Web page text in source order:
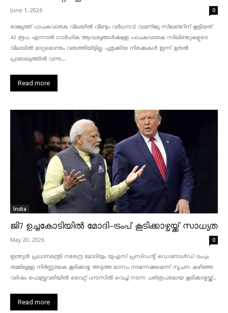
June 1, 2026 0
രാജ്യത്ത് പാചകവാതക വിലയിൽ വീണ്ടും വർധനവ്. വാണിജ്യ സിലണ്ടറിന് കൂട്ടിയത്
42 രൂപ. എന്നാൽ ഗാർഹിക ആവശ്യങ്ങൾക്കുള്ള പാചകവാതക സിലിണ്ടറുകളുടെ
വിലയിൽ മാറ്റമൊന്നും വരുത്തിയിട്ടില്ല. പുതുക്കിയ നിരക്കുകൾ ഇന്ന് മുതൽ
പ്രാബല്യത്തിൽ വന്നു....
Read more
India
ജി7 ഉച്ചകോടിയിൽ മോദി-ട്രംപ് കൂടിക്കാഴ്ചയ്ക്ക് സാധ്യത
May 20, 2026 0
ഇന്ത്യൻ പ്രധാനമന്ത്രി നരേന്ദ്ര മോദിയും യുഎസ് പ്രസിഡന്റ് ഡൊണാൾഡ് ട്രംപും
തമ്മിലുള്ള നിർണ്ണായക കൂടിക്കാഴ്ച അടുത്ത മാസം നടന്നേക്കുമെന്ന് സൂചന. കഴിഞ്ഞ
വർഷം ഫെബ്രുവരിയിൽ വൈറ്റ് ഹൗസിൽ വെച്ച് നടന്ന ചരിത്രപരമായ കൂടിക്കാഴ്ചയ്ക്ക്...
Read more